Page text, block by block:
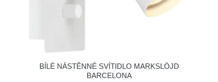
BÍLÉ NÁSTĚNNÉ SVÍTIDLO MARKSLÖJD
BARCELONA